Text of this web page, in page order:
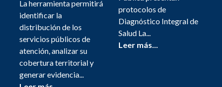
La herramienta permitirá
identificar la
distribución de los
servicios públicos de
atención, analizar su
cobertura territorial y
generar evidencia...
protocolos de
Diagnóstico Integral de
Salud La...
Leer más...